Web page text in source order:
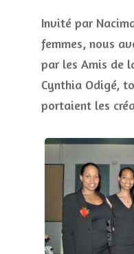
Invité par
femmes, nous
par les Amis de
Cynthia Odigé,
portaient les